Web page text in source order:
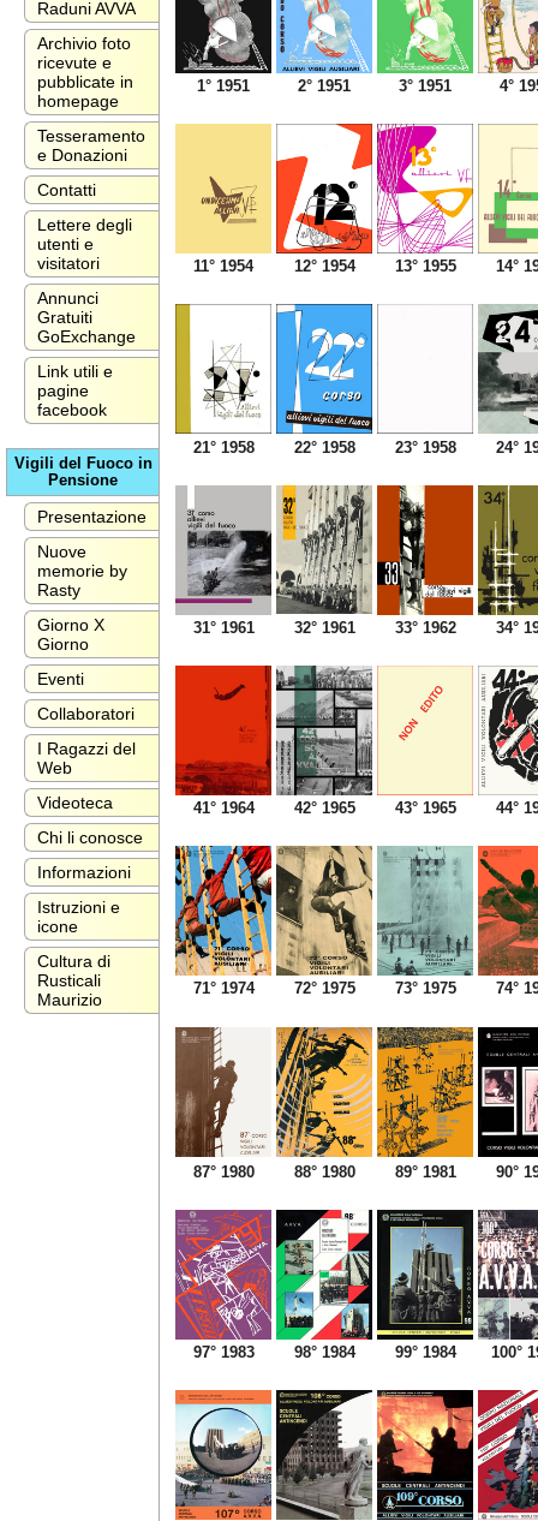
Raduni AVVA
Archivio foto
ricevute e
pubblicate in
homepage
Tesseramento
e Donazioni
Contatti
Lettere degli
utenti e
visitatori
Annunci
Gratuiti
GoExchange
Link utili e
pagine
facebook
Vigili del Fuoco in
Pensione
Presentazione
Nuove
memorie by
Rasty
Giorno X
Giorno
Eventi
Collaboratori
I Ragazzi del
Web
Videoteca
Chi li conosce
Informazioni
Istruzioni e
icone
Cultura di
Rusticali
Maurizio
1° 1951 2° 1951 3° 1951 4°
11° 1954 12° 1954 13° 1955 14°
21° 1958 22° 1958 23° 1958 24°
31° 1961 32° 1961 33° 1962 34°
41° 1964 42° 1965 43° 1965 44°
71° 1974 72° 1975 73° 1975 74°
87° 1980 88° 1980 89° 1981 90°
97° 1983 98° 1984 99° 1984 100°